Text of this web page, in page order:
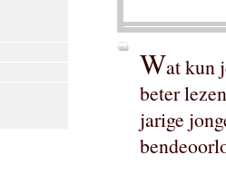
Wat kun
beter
jarige